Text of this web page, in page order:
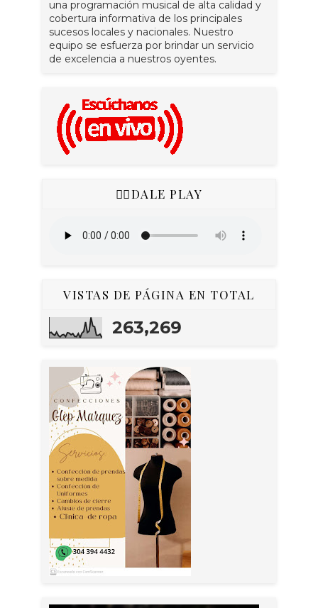
una programación musical de alta calidad y
cobertura informativa de los principales
sucesos locales y nacionales. Nuestro
equipo se esfuerza por brindar un servicio
de excelencia a nuestros oyentes.
👇🏻DALE PLAY
VISTAS DE PÁGINA EN TOTAL
263,269